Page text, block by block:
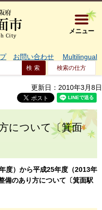
大阪府箕
メニュー
お問い合わせ Multilingual
検索の仕方
更新日：2010年3月8日
について〔箕面
度）から平成25年度（2013年
備のあり方について〔箕面駅